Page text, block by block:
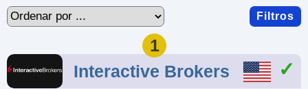
Filtros
1
Interactive Brokers